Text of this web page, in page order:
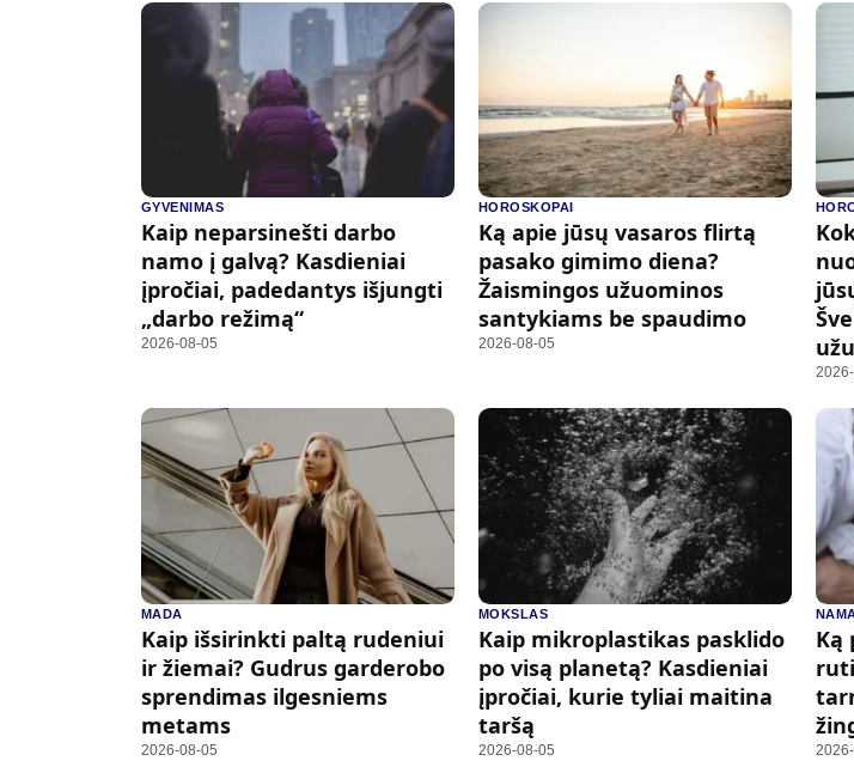
GYVENIMAS
Kaip neparsinešti darbo
namo į galvą? Kasdieniai
įpročiai, padedantys išjungti
„darbo režimą“
2026-08-05
HOROSKOPAI
Ką apie jūsų vasaros flirtą
pasako gimimo diena?
Žaismingos užuominos
santykiams be spaudimo
2026-08-05
MADA
Kaip išsirinkti paltą rudeniui
ir žiemai? Gudrus garderobo
sprendimas ilgesniems
metams
2026-08-05
MOKSLAS
Kaip mikroplastikas pasklido
po visą planetą? Kasdieniai
įpročiai, kurie tyliai maitina
taršą
2026-08-05
Ką